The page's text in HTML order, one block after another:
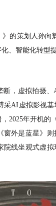
》的策划人孙
、智能化转型
，虚拟拍摄、
AI虚拟影视
2025年开机
外是蓝星》
线坐观式虚